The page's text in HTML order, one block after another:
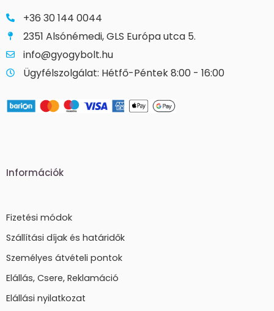
+36 30 144 0044
2351 Alsónémedi, GLS Európa utca 5.
info@gyogybolt.hu
Ügyfélszolgálat: Hétfő-Péntek 8:00 - 16:00
Információk
Fizetési módok
Szállítási díjak és határidők
Személyes átvételi pontok
Elállás, Csere, Reklamáció
Elállási nyilatkozat